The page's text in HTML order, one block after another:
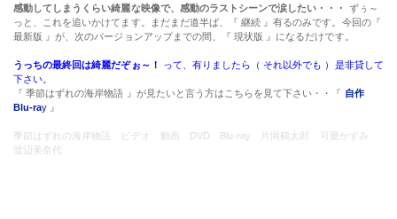
感動してしまうくらい綺麗な映像で、感動のラストシーンで涙したい・・・
ずぅ～
っと、これを追いかけてます。まだまだ道半ば、『 継続 』有るのみです。今回の『
最新版 』が、次のバージョンアップまでの間、『 現状版 』になるだけです。
うっちの最終回は綺麗だぞぉ～！
って、有りましたら（ それ以外でも ）是非貸して
下さい。
『 季節はずれの海岸物語 』が見たいと言う方はこちらを見て下さい・・『 自作
Blu-ray 』
季節はずれの海岸物語 ビデオ 動画 DVD Blu-ray 片岡鶴太郎 可愛かずみ
渡辺美奈代